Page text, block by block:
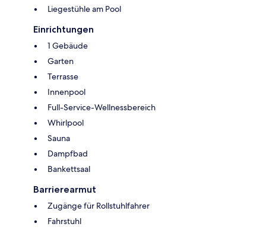
Liegestühle am Pool
Einrichtungen
1 Gebäude
Garten
Terrasse
Innenpool
Full-Service-Wellnessbereich
Whirlpool
Sauna
Dampfbad
Bankettsaal
Barrierearmut
Zugänge für Rollstuhlfahrer
Fahrstuhl